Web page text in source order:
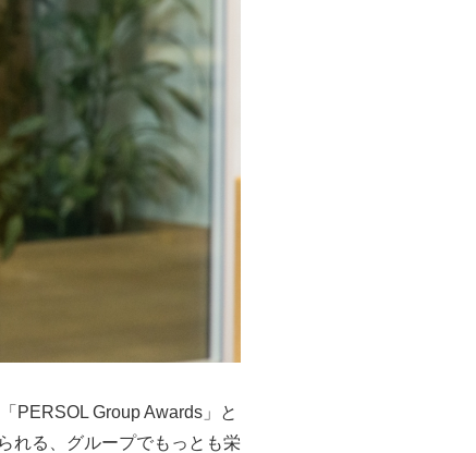
PERSOL Group Awards」と
れる、グループでもっとも栄